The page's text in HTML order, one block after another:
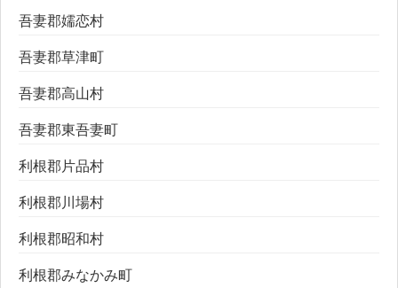
吾妻郡嬬恋村
吾妻郡草津町
吾妻郡高山村
吾妻郡東吾妻町
利根郡片品村
利根郡川場村
利根郡昭和村
利根郡みなかみ町